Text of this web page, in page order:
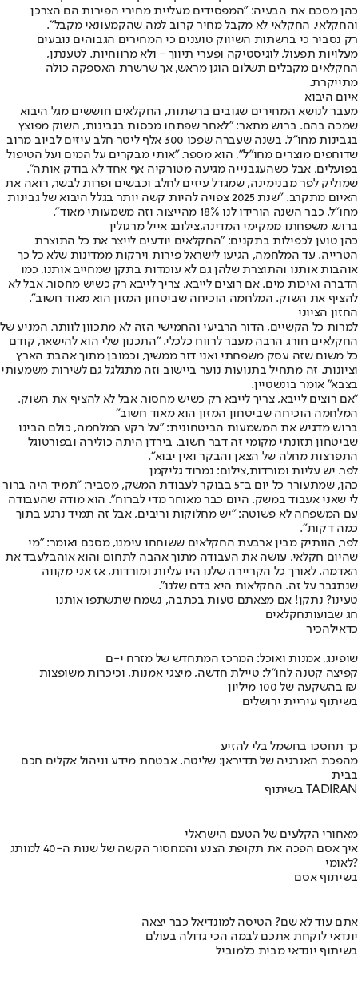
כהן מסכם את הבעיה: "המפסידים מעליית מחירי הפירות הם הצרכן
והחקלאי. החקלאי לא מקבל מחיר קרוב למה שהקמעונאי מקבל".
רק נסביר כי ברשתות השיווק טוענים כי המחירים הגבוהים נובעים
מעלויות תפעול, לוגיסטיקה ופערי תיווך - ולא מרווחיות. לטענתן,
החקלאים מקבלים תשלום הוגן מראש, אך שרשרת האספקה כולה
מתייקרת.
איום היבוא
מעבר לנושא המחירים שגובים ברשתות, החקלאים חוששים מגל היבוא
שמכה בהם. ברוש מתאר: "לאחר שפתחו מכסות בגבינות, השוק מפוצץ
בגבינות מחו"ל. בשנה שעברה שפכו 300 אלף ליטר חלב עיזים לביוב מרוב
שדוחפים מוצרים מחו"ל", הוא מספר. "אותי מבקרים על המים ועל הטיפול
בפועלים, אבל כשהעגבנייה מגיעה מטורקיה אף אחד לא בודק אותה".
שמוליק לפר מבנימינה, שמגדל עיזים לחלב וכבשים ופרות לבשר, רואה את
האיום מתקרב. "שנת 2025 צפויה להיות קשה יותר בגלל היבוא של גבינות
מחו"ל. כבר השנה הורידו לנו 18% מהייצור, וזה משמעותי מאוד".
ברוש. משפחתו ממקימי המדינה,צילום: אייל מרגולין
כהן טוען לכפילות בתקנים: "החקלאים יודעים לייצר את כל התוצרת
הטרייה. עד המלחמה, הגיעו לישראל פירות וירקות ממדינות שלא כל כך
אוהבות אותנו והתוצרת שלהן גם לא עומדות בתקן שמחייב אותנו, כמו
הדברה ואיכות מים. אם רוצים לייבא, צריך לייבא רק כשיש מחסור, אבל לא
להציף את השוק. המלחמה הוכיחה שביטחון המזון הוא מאוד חשוב".
החזון הציוני
למרות כל הקשיים, הדור הרביעי והחמישי הזה לא מתכוון לוותר. המניע של
החקלאים חורג הרבה מעבר לרווח כלכלי. "התכנון שלי הוא להישאר, קודם
כל משום שזה עסק משפחתי ואני דור ממשיך, וכמובן מתוך אהבת הארץ
וציונות. זה מתחיל בתנועות נוער ביישוב וזה מתגלגל גם לשירות משמעותי
בצבא" אומר בונשטיין.
"אם רוצים לייבא, צריך לייבא רק כשיש מחסור, אבל לא להציף את השוק.
המלחמה הוכיחה שביטחון המזון הוא מאוד חשוב"
ברוש מדגיש את המשמעות הביטחונית: "על רקע המלחמה, כולם הבינו
שביטחון תזונתי מקומי זה דבר חשוב. בירדן היתה כולירה ובפורטוגל
התפרצות מחלה של הצאן והבקר ואין יבוא".
לפר. יש עליות ומורדות,צילום: נמרוד גליקמן
כהן, שמתעורר כל יום ב־5 בבוקר לעבודת המשק, מסביר: "תמיד היה ברור
לי שאני אעבוד במשק. היום כבר מאוחר מדי לברוח". הוא מודה שהעבודה
עם המשפחה לא פשוטה: "יש מחלוקות וריבים, אבל זה תמיד נרגע בתוך
כמה דקות".
לפר, הוותיק מבין ארבעת החקלאים ששוחחו עימנו, מסכם ואומר: "מי
שהיום חקלאי, עושה את העבודה מתוך אהבה לתחום והוא אוהבלעבד את
האדמה. לאורך כל הקריירה שלנו היו עליות ומורדות, אז אני מקווה
שנתגבר על זה. החקלאות היא בדם שלנו".
טעינו? נתקן! אם מצאתם טעות בכתבה, נשמח שתשתפו אותנו
חג שבועותחקלאים
כדאילהכיר
שופינג, אמנות ואוכל: המרכז המתחדש של מזרח י-ם
קפיצה קטנה לחו"ל: טיילת חדשה, מיצגי אמנות, וכיכרות משופצות
בהשקעה של 100 מיליון ₪
בשיתוף עיריית ירושלים
כך תחסכו בחשמל בלי להזיע
מהפכת האנרגיה של תדיראן: שליטה, אבטחת מידע וניהול אקלים חכם
בבית
בשיתוף TADIRAN
מאחורי הקלעים של הטעם הישראלי
איך אסם הפכה את תקופת הצנע והמחסור הקשה של שנות ה-40 למותג
לאומי?
בשיתוף אסם
אתם עוד לא שם? הטיסה למונדיאל כבר יצאה
יונדאי לוקחת אתכם לבמה הכי גדולה בעולם
בשיתוף יונדאי מבית כלמוביל